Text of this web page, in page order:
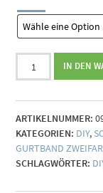
Material-
-
zweifarbig
Menge
IN DEN
ARTIKELNUMMER:
KATEGORIEN: DIY,
GURTBAND
SCHLAGWÖRTER: